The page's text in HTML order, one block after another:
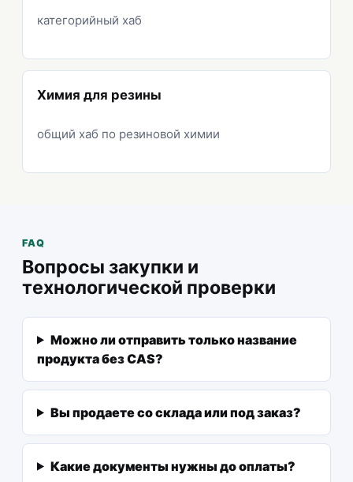
категорийный хаб
Химия для резины
общий хаб по резиновой химии
FAQ
Вопросы закупки и
технологической проверки
Можно ли отправить только название
продукта без CAS?
Вы продаете со склада или под заказ?
Какие документы нужны до оплаты?